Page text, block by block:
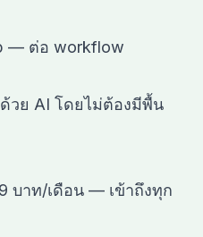
— ต่อ workflow
วย AI โดยไม่ต้องมีพื้น
บาท/เดือน — เข้าถึงทุก